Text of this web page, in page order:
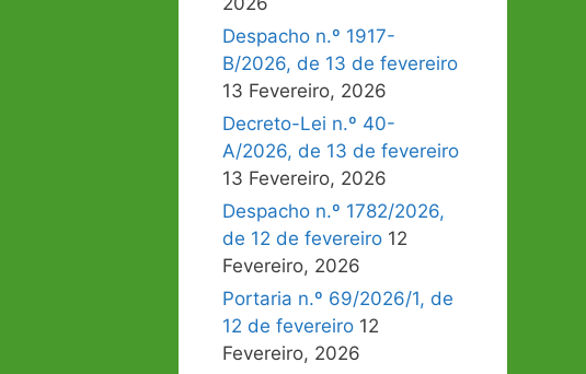
Despacho n.º 1917-
B/2026, de 13 de fevereiro
13 Fevereiro, 2026
Decreto-Lei n.º 40-
A/2026, de 13 de fevereiro
13 Fevereiro, 2026
Despacho n.º 1782/2026,
de 12 de fevereiro 12
Fevereiro, 2026
Portaria n.º 69/2026/1, de
12 de fevereiro 12
Fevereiro, 2026